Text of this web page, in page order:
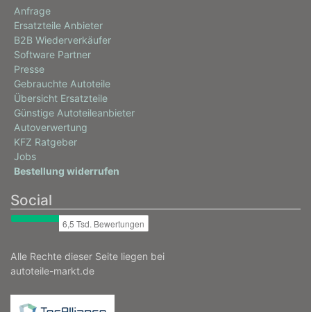
Anfrage
Ersatzteile Anbieter
B2B Wiederverkäufer
Software Partner
Presse
Gebrauchte Autoteile
Übersicht Ersatzteile
Günstige Autoteileanbieter
Autoverwertung
KFZ Ratgeber
Jobs
Bestellung widerrufen
Social
Alle Rechte dieser Seite liegen bei
autoteile-markt.de